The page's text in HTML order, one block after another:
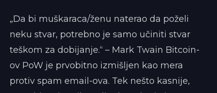
„Da bi muškaraca/ženu naterao da poželi
neku stvar, potrebno je samo učiniti stvar
teškom za dobijanje.“ – Mark Twain Bitcoin-
ov PoW je prvobitno izmišljen kao mera
protiv spam email-ova. Tek nešto kasnije,